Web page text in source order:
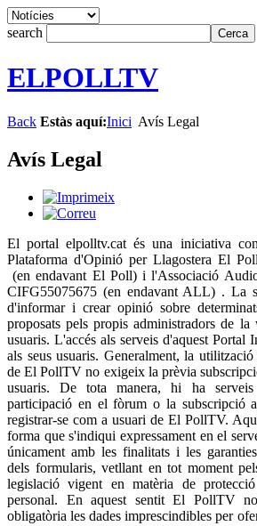
search
ELPOLLTV
Back Estàs aquí:Inici Avís Legal
Avís Legal
El portal elpolltv.cat és una iniciativa
Plataforma d'Opinió per Llagostera El
(en endavant El Poll) i l'Associació
CIFG55075675 (en endavant ALL) . La
d'informar i crear opinió sobre
proposats pels propis administradors de
usuaris. L'accés als serveis d'aquest
als seus usuaris. Generalment, la
de El PollTV no exigeix la prèvia
usuaris. De tota manera, hi ha
participació en el fòrum o la subscripció
registrar-se com a usuari de El PollTV.
forma que s'indiqui expressament en el
únicament amb les finalitats i les
dels formularis, vetllant en tot moment
legislació vigent en matèria de
personal. En aquest sentit El PollTV
obligatòria les dades imprescindibles per